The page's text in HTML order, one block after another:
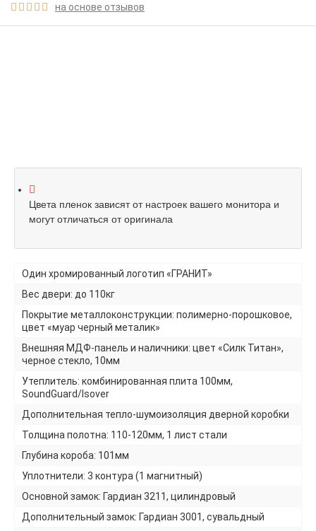
     на основе отзывов
Цвета пленок зависят от настроек вашего монитора и
могут отличаться от оригинала
Один хромированный логотип «ГРАНИТ»
Вес двери: до 110кг
Покрытие металлоконструкции: полимерно-порошковое,
цвет «муар черный металик»
Внешняя МДФ-панель и наличники: цвет «Силк Титан»,
черное стекло, 10мм
Утеплитель: комбинированная плита 100мм,
SoundGuard/Isover
Дополнительная тепло-шумоизоляция дверной коробки
Толщина полотна: 110-120мм, 1 лист стали
Глубина короба: 101мм
Уплотнители: 3 контура (1 магнитный)
Основной замок: Гардиан 3211, цилиндровый
Дополнительный замок: Гардиан 3001, сувальдный